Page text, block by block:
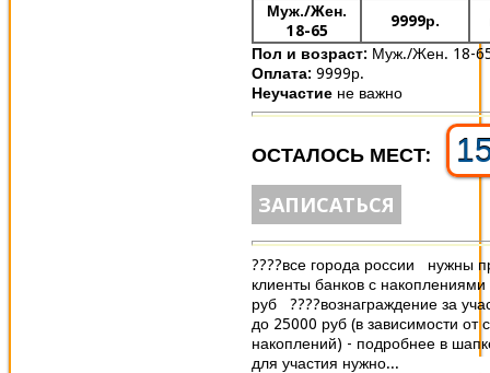
Муж./Жен.
18-65
9999р.
Пол и возраст: Муж./Жен. 18-
Оплата: 9999р.
Неучастие не важно
ОСТАЛОСЬ МЕСТ:
ЗАПИСАТЬСЯ
????все города россии нужны
клиенты банков с
руб ????вознаграждение за
до 25000 руб (в зависимости от
накоплений) - подробнее в
для участия нужно...